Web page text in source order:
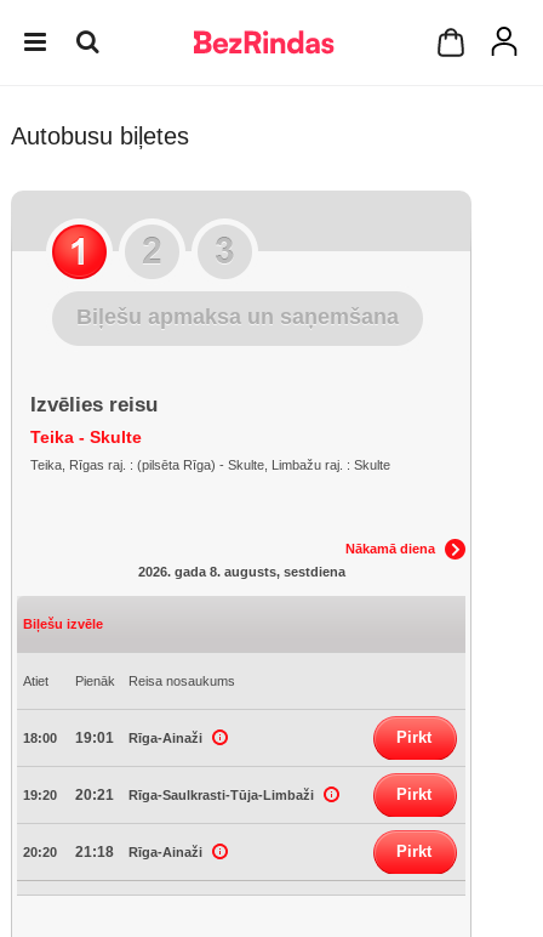
Autobusu biļetes
Biļešu apmaksa un saņemšana
Izvēlies reisu
Teika - Skulte
Teika, Rīgas raj. : (pilsēta Rīga) - Skulte, Limbažu raj. : Skulte
Nākamā diena
2026. gada 8. augusts, sestdiena
Biļešu izvēle
Atiet Pienāk Reisa nosaukums
18:00 19:01 Rīga-Ainaži Pirkt
19:20 20:21 Rīga-Saulkrasti-Tūja-Limbaži Pirkt
20:20 21:18 Rīga-Ainaži Pirkt